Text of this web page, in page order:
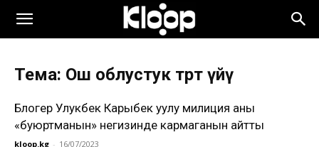
Тема: Ош облустук төрөт үйү
Блогер Улукбек Карыбек уулу милиция аны
«буюртманын» негизинде кармаганын айтты
kloop.kg - 16/07/2023